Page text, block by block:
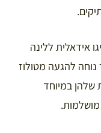
אידאלית ללינה
נוחה להגעה מטולוז
שלהן במיוחד
מושלמות.